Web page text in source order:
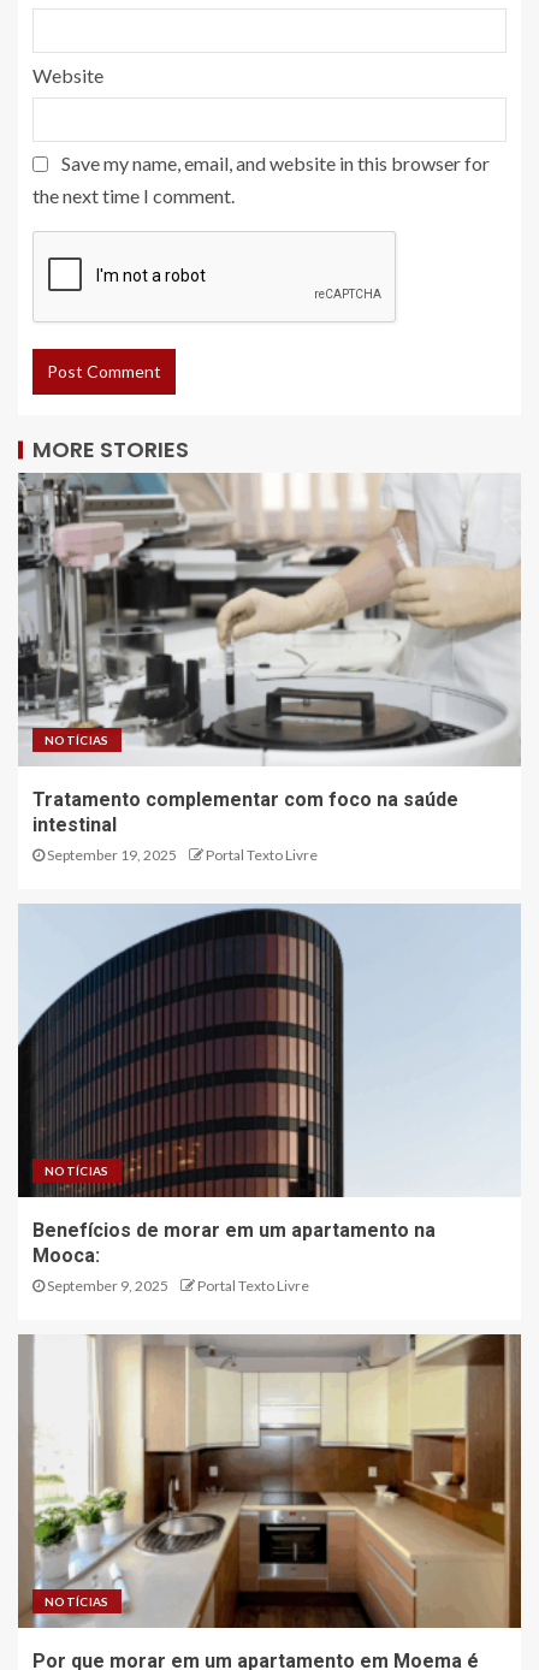
Website
Save my name, email, and website in this browser for
the next time I comment.
MORE STORIES
NOTÍCIAS
Tratamento complementar com foco na saúde
intestinal
September 19, 2025 Portal Texto Livre
NOTÍCIAS
Benefícios de morar em um apartamento na
Mooca:
September 9, 2025 Portal Texto Livre
NOTÍCIAS
Por que morar em um apartamento em Moema é